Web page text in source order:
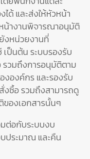
ด้ และส่งให้หัวหน้า
น้างานพิจารณาอนุมัติ
งหน่วยงานที่
ป็นต้น ระบบรองรับ
รวมถึงการอนุมัติตาม
งองค์กร และรองรับ
งซื้อ รวมถึงสามารถดู
ของเอกสารนั้นๆ
ต่อกับระบบงบ
ประมาณ และคืน